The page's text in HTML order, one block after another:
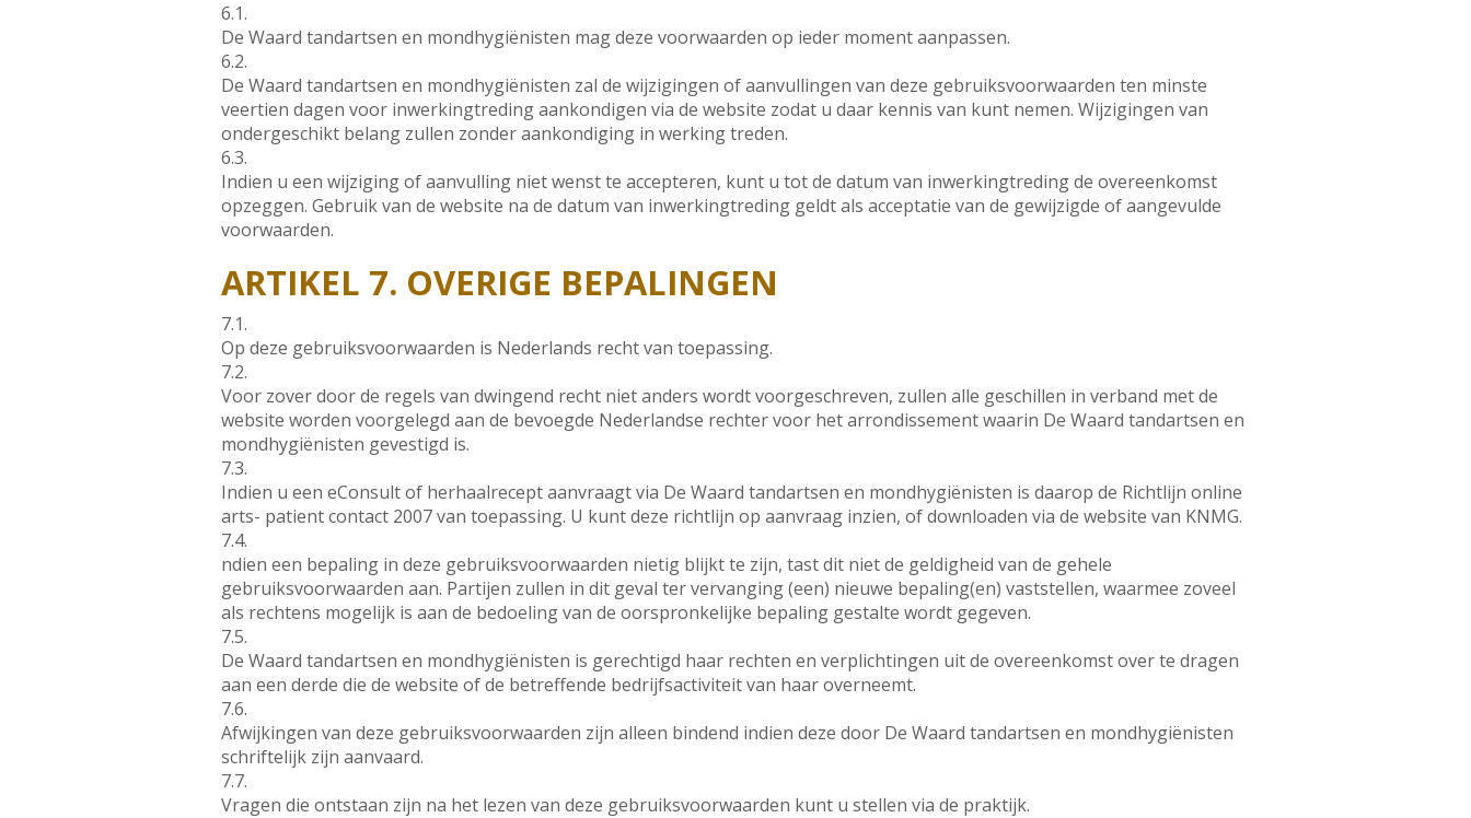
6.1.
De Waard tandartsen en mondhygiënisten mag deze voorwaarden op ieder moment aanpassen.
6.2.
De Waard tandartsen en mondhygiënisten zal de wijzigingen of aanvullingen van deze gebruiksvoorwaarden ten minste
veertien dagen voor inwerkingtreding aankondigen via de website zodat u daar kennis van kunt nemen. Wijzigingen van
ondergeschikt belang zullen zonder aankondiging in werking treden.
6.3.
Indien u een wijziging of aanvulling niet wenst te accepteren, kunt u tot de datum van inwerkingtreding de overeenkomst
opzeggen. Gebruik van de website na de datum van inwerkingtreding geldt als acceptatie van de gewijzigde of aangevulde
voorwaarden.
ARTIKEL 7. OVERIGE BEPALINGEN
7.1.
Op deze gebruiksvoorwaarden is Nederlands recht van toepassing.
7.2.
Voor zover door de regels van dwingend recht niet anders wordt voorgeschreven, zullen alle geschillen in verband met de
website worden voorgelegd aan de bevoegde Nederlandse rechter voor het arrondissement waarin De Waard tandartsen en
mondhygiënisten gevestigd is.
7.3.
Indien u een eConsult of herhaalrecept aanvraagt via De Waard tandartsen en mondhygiënisten is daarop de Richtlijn online
arts- patient contact 2007 van toepassing. U kunt deze richtlijn op aanvraag inzien, of downloaden via de website van KNMG.
7.4.
ndien een bepaling in deze gebruiksvoorwaarden nietig blijkt te zijn, tast dit niet de geldigheid van de gehele
gebruiksvoorwaarden aan. Partijen zullen in dit geval ter vervanging (een) nieuwe bepaling(en) vaststellen, waarmee zoveel
als rechtens mogelijk is aan de bedoeling van de oorspronkelijke bepaling gestalte wordt gegeven.
7.5.
De Waard tandartsen en mondhygiënisten is gerechtigd haar rechten en verplichtingen uit de overeenkomst over te dragen
aan een derde die de website of de betreffende bedrijfsactiviteit van haar overneemt.
7.6.
Afwijkingen van deze gebruiksvoorwaarden zijn alleen bindend indien deze door De Waard tandartsen en mondhygiënisten
schriftelijk zijn aanvaard.
7.7.
Vragen die ontstaan zijn na het lezen van deze gebruiksvoorwaarden kunt u stellen via de praktijk.